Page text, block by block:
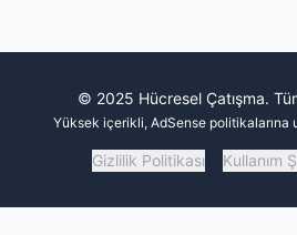
© 2025 Hücresel Çatışma.
Yüksek içerikli, AdSense politikalarına
Gizlilik Politikası Kullanım